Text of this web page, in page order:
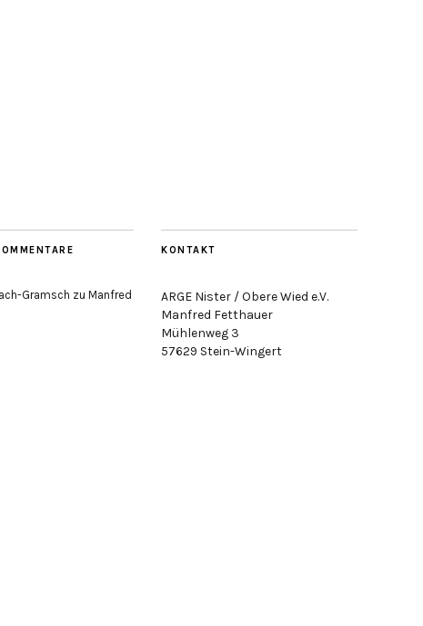
Gramsch zu Manfred
KONTAKT
ARGE Nister / Obere Wied e.V.
Manfred Fetthauer
Mühlenweg 3
57629 Stein-Wingert